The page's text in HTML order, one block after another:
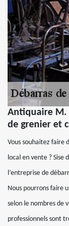
Antiquaire M.
de grenier et
Vous souhaitez faire
local en vente ? Sise
l’entreprise de
Nous pourrons faire
selon le nombres de
professionnels sont